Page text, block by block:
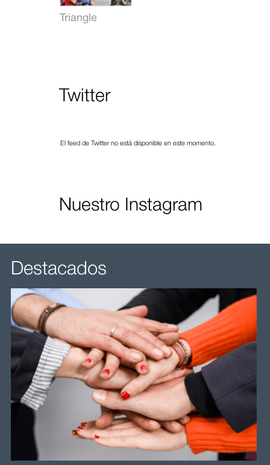
Triangle
Twitter
El feed de Twitter no está disponible en este momento.
Nuestro Instagram
Destacados